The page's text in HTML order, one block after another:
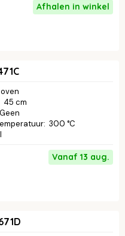
Afhalen in winkel
45 cm
Geen
: 300 °C
Vanaf 13 aug.